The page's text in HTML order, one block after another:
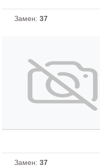
Замен: 37
Замен: 37